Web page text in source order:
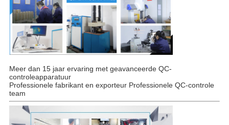
Meer dan 15 jaar ervaring met geavanceerde QC-
controleapparatuur
Professionele fabrikant en exporteur Professionele QC-controle
team